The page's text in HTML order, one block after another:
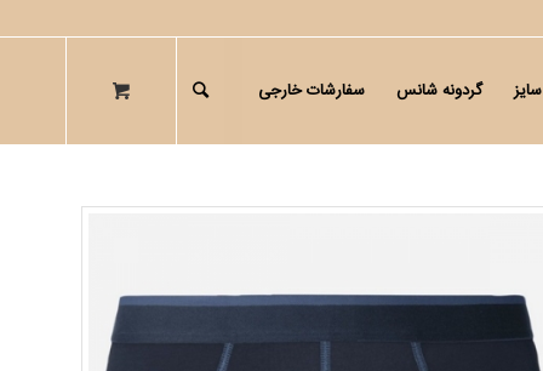
گردونه شانس سفارشات خارجی